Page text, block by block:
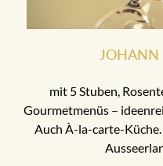
JOHANN
mit 5 Stuben,
Gourmetmenüs –
Auch À-la-carte-